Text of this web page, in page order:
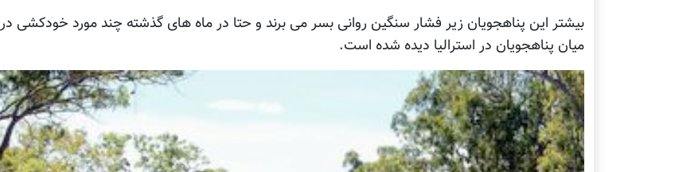
بیشتر این پناهجویان زیر فشار سنگین روانی بسر می برند و حتا در ماه های گذشته چند مورد خودکشی در
میان پناهجویان در استرالیا دیده شده است.